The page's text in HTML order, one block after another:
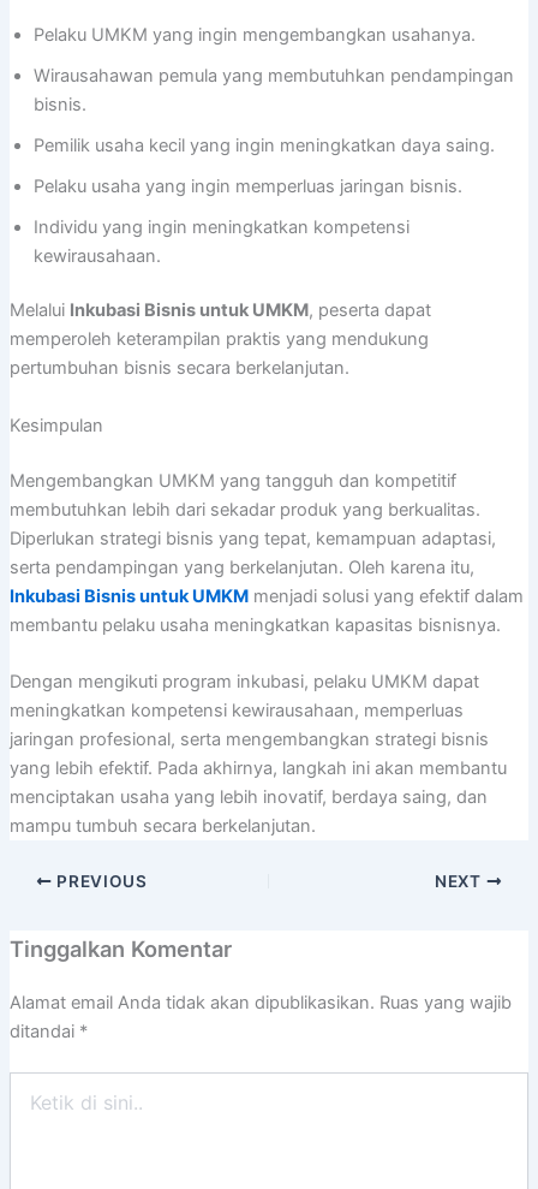
Pelaku UMKM yang ingin mengembangkan usahanya.
Wirausahawan pemula yang membutuhkan pendampingan
bisnis.
Pemilik usaha kecil yang ingin meningkatkan daya saing.
Pelaku usaha yang ingin memperluas jaringan bisnis.
Individu yang ingin meningkatkan kompetensi
kewirausahaan.
Melalui Inkubasi Bisnis untuk UMKM, peserta dapat
memperoleh keterampilan praktis yang mendukung
pertumbuhan bisnis secara berkelanjutan.
Kesimpulan
Mengembangkan UMKM yang tangguh dan kompetitif
membutuhkan lebih dari sekadar produk yang berkualitas.
Diperlukan strategi bisnis yang tepat, kemampuan adaptasi,
serta pendampingan yang berkelanjutan. Oleh karena itu,
Inkubasi Bisnis untuk UMKMmenjadi solusi yang efektif dalam
membantu pelaku usaha meningkatkan kapasitas bisnisnya.
Dengan mengikuti program inkubasi, pelaku UMKM dapat
meningkatkan kompetensi kewirausahaan, memperluas
jaringan profesional, serta mengembangkan strategi bisnis
yang lebih efektif. Pada akhirnya, langkah ini akan membantu
menciptakan usaha yang lebih inovatif, berdaya saing, dan
mampu tumbuh secara berkelanjutan.
PREVIOUS NEXT
Tinggalkan Komentar
Alamat email Anda tidak akan dipublikasikan. Ruas yang wajib
ditandai *